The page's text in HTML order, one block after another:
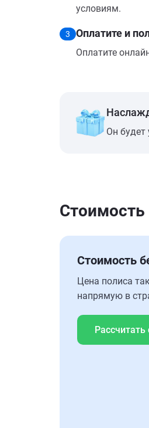
условиям.
3 Оплатите и
Оплатите
Он будет
Стоимость
Цена полиса
напрямую в